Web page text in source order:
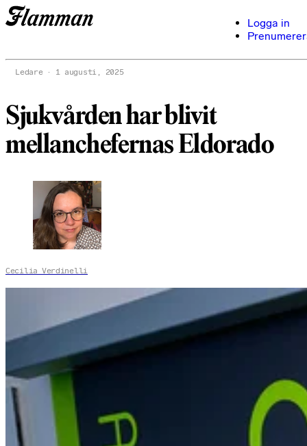
Logga in
Ledare 1 augusti, 2025
Sjukvården har blivit
mellanchefernas Eldorado
Cecilia Verdinelli